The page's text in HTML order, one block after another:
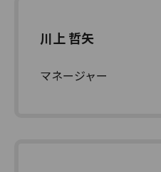
川上 哲矢
マネージャー